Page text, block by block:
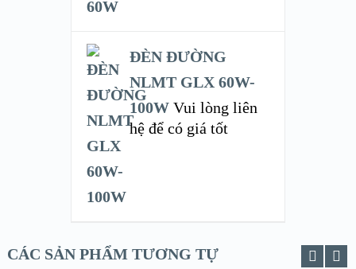
ĐÈN ĐƯỜNG
NLMT GLX 60W-
100W Vui lòng liên
hệ để có giá tốt
CÁC SẢN PHẨM TƯƠNG TỰ